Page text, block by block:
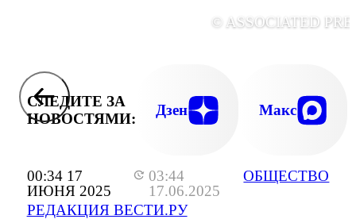
00:34 17
ИЮНЯ 2025
03:44
17.06.2025
РЕДАКЦИЯ ВЕСТИ.РУ
ОБЩЕСТВО
© ASSOCIATED
СЛЕДИТЕ ЗА
НОВОСТЯМИ:
Дзен Макс